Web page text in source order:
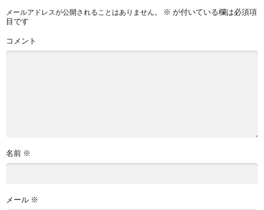
メールアドレスが公開されることはありません。 ※ が付いている欄は必須項
目です
コメント
名前 ※
メール ※